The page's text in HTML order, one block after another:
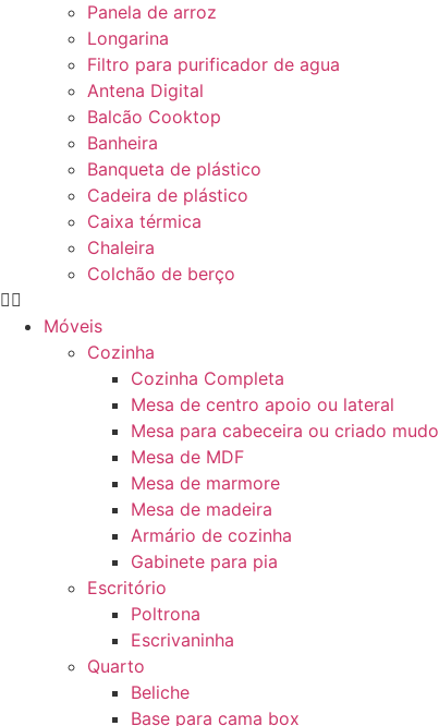
Panela de arroz
Longarina
Filtro para purificador de agua
Antena Digital
Balcão Cooktop
Banheira
Banqueta de plástico
Cadeira de plástico
Caixa térmica
Chaleira
Colchão de berço
Móveis
Cozinha
Cozinha Completa
Mesa de centro apoio ou lateral
Mesa para cabeceira ou criado mudo
Mesa de MDF
Mesa de marmore
Mesa de madeira
Armário de cozinha
Gabinete para pia
Escritório
Poltrona
Escrivaninha
Quarto
Beliche
Base para cama box